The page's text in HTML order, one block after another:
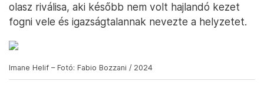
olasz riválisa, aki később nem volt hajlandó kezet
fogni vele és igazságtalannak nevezte a helyzetet.
Imane Helif – Fotó: Fabio Bozzani / 2024